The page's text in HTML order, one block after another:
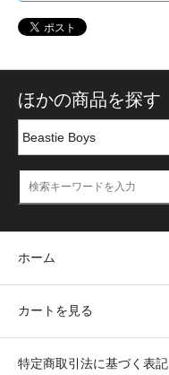
ほかの商品を探す
ホーム
カートを見る
特定商取引法に基づく表記